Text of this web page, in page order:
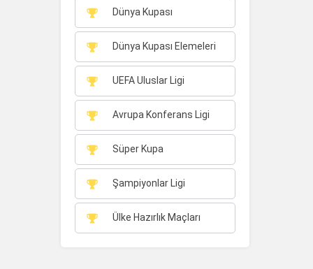
Dünya Kupası
Dünya Kupası Elemeleri
UEFA Uluslar Ligi
Avrupa Konferans Ligi
Süper Kupa
Şampiyonlar Ligi
Ülke Hazırlık Maçları